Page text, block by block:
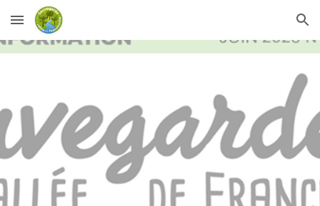
Skip to main content Skip to navigation